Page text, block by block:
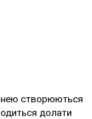
створюються
долати